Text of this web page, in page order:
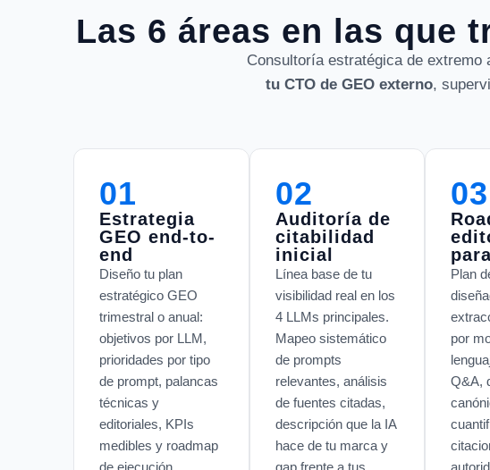
Las 6 áreas en las que
Consultoría estratégica de
tu CTO de GEO externo,
01
Estrategia
GEO end-to-
end
Diseño tu plan
estratégico GEO
trimestral o anual:
objetivos por LLM,
prioridades por tipo
de prompt, palancas
técnicas y
editoriales, KPIs
medibles y roadmap
de ejecución
02
Auditoría de
citabilidad
inicial
Línea base de tu
visibilidad real en los
4 LLMs principales.
Mapeo sistemático
de prompts
relevantes, análisis
de fuentes citadas,
descripción que la IA
hace de tu marca y
gap frente a tus
03
Plan
por
Q&A,